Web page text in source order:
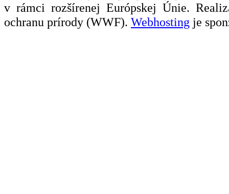
v rámci rozšírenej Európskej Únie.
ochranu prírody (WWF). Webhosting je